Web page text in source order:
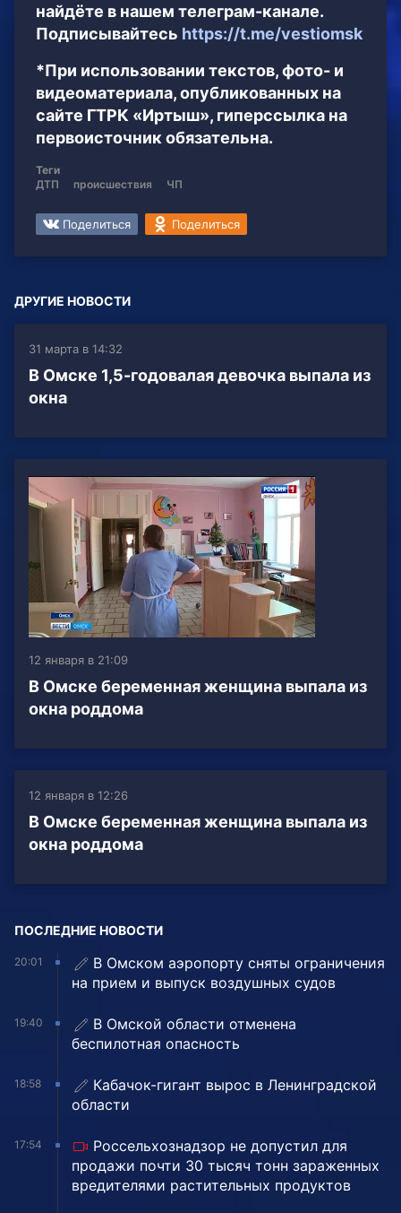
найдёте в нашем телеграм-канале.
Подписывайтесь https://t.me/vestiomsk
*При использовании текстов, фото- и
видеоматериала, опубликованных на
сайте ГТРК «Иртыш», гиперссылка на
первоисточник обязательна.
Теги
ДТП
происшествия ЧП
Поделиться Поделиться
ДРУГИЕ НОВОСТИ
31 марта в 14:32
В Омске 1,5-годовалая девочка выпала из
окна
12 января в 21:09
В Омске беременная женщина выпала из
окна роддома
12 января в 12:26
В Омске беременная женщина выпала из
окна роддома
ПОСЛЕДНИЕ НОВОСТИ
20:01
В Омском аэропорту сняты ограничения
на прием и выпуск воздушных судов
19:40
В Омской области отменена
беспилотная опасность
18:58
Кабачок-гигант вырос в Ленинградской
области
17:54
Россельхознадзор не допустил для
продажи почти 30 тысяч тонн зараженных
вредителями растительных продуктов